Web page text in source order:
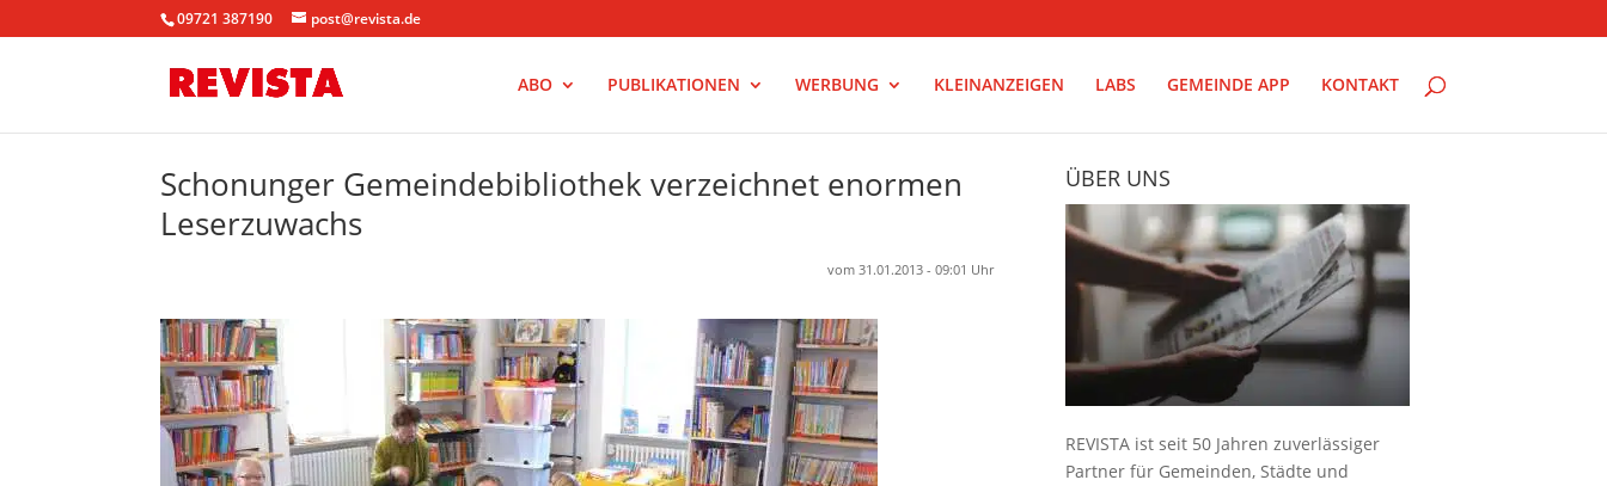
09721 387190 post@revista.de
ABO PUBLIKATIONEN WERBUNG KLEINANZEIGEN LABS GEMEINDE APP KONTAKT
Schonunger Gemeindebibliothek verzeichnet enormen
Leserzuwachs
vom 31.01.2013 - 09:01 Uhr
ÜBER UNS
REVISTA ist seit 50 Jahren zuverlässiger
Partner für Gemeinden, Städte und